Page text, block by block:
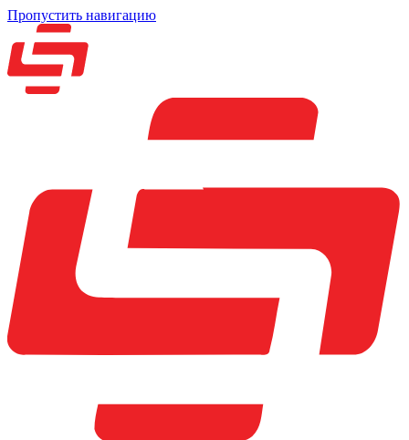
Пропустить навигацию